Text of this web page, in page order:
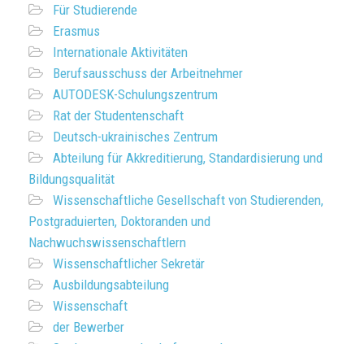
Für Studierende
Erasmus
Internationale Aktivitäten
Berufsausschuss der Arbeitnehmer
AUTODESK-Schulungszentrum
Rat der Studentenschaft
Deutsch-ukrainisches Zentrum
Abteilung für Akkreditierung, Standardisierung und
Bildungsqualität
Wissenschaftliche Gesellschaft von Studierenden,
Postgraduierten, Doktoranden und
Nachwuchswissenschaftlern
Wissenschaftlicher Sekretär
Ausbildungsabteilung
Wissenschaft
der Bewerber